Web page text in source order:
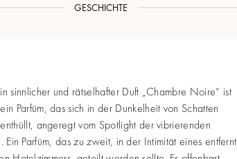
GESCHICHTE
in sinnlicher und rätselhafter Duft „Chambre Noire“ ist
ein Parfüm, das sich in der Dunkelheit von Schatten
enthüllt, angeregt vom Spotlight der vibrierenden
Ein Parfüm, das zu zweit, in der Intimität eines entfernt